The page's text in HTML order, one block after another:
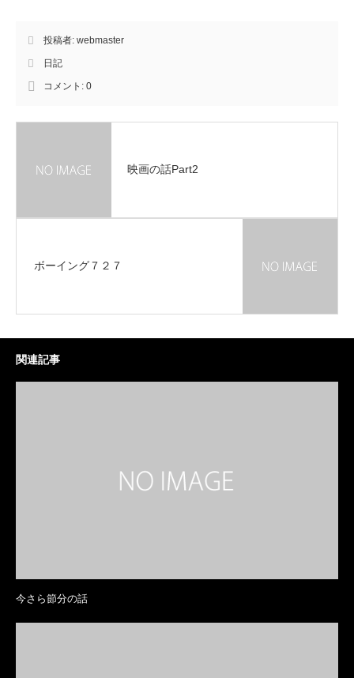
投稿者: webmaster
日記
コメント: 0
映画の話Part2
ボーイング７２７
関連記事
今さら節分の話